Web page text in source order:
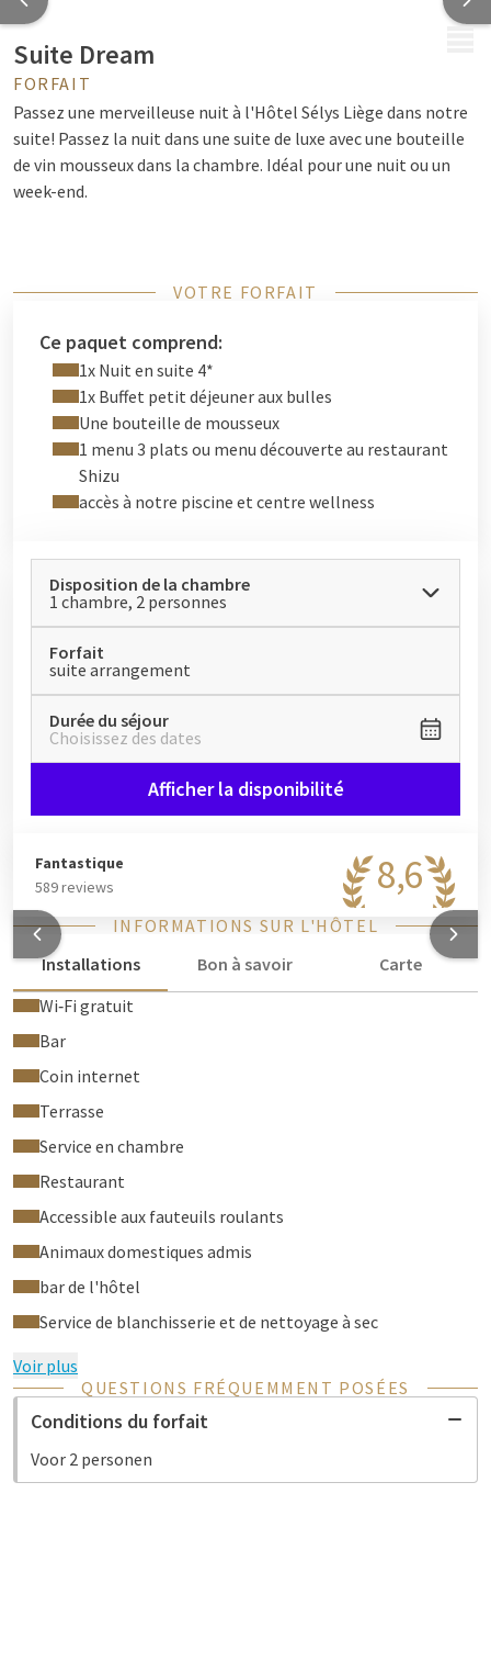
Suite Dream
FORFAIT
Passez une merveilleuse nuit à l'Hôtel Sélys Liège dans notre
suite! Passez la nuit dans une suite de luxe avec une bouteille
de vin mousseux dans la chambre. Idéal pour une nuit ou un
week-end.
VOTRE FORFAIT
Ce paquet comprend:
1x Nuit en suite 4*
1x Buffet petit déjeuner aux bulles
Une bouteille de mousseux
1 menu 3 plats ou menu découverte au restaurant
Shizu
accès à notre piscine et centre wellness
Disposition de la chambre
1 chambre, 2 personnes
Forfait
suite arrangement
Durée du séjour
Choisissez des dates
Afficher la disponibilité
8,6
Fantastique
589 reviews
INFORMATIONS SUR L'HÔTEL
Installations
Bon à savoir
Carte
Wi‑Fi gratuit
Bar
Coin internet
Terrasse
Service en chambre
Restaurant
Accessible aux fauteuils roulants
Animaux domestiques admis
bar de l'hôtel
Service de blanchisserie et de nettoyage à sec
Voir plus
QUESTIONS FRÉQUEMMENT POSÉES
Conditions du forfait
Voor 2 personen